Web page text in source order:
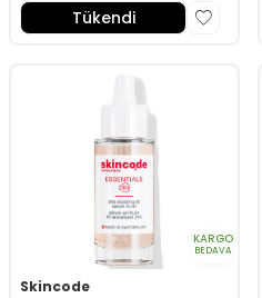
Tükendi
KARGO
BEDAVA
Skincode